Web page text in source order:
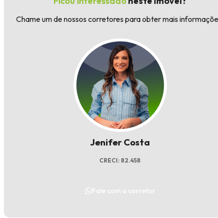
Chame um de nossos corretores para obter mais
Jenifer Costa
CRECI: 82.458
Fale com o corretor